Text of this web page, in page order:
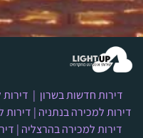
דירות חדשות בשרון |
דירות למכירה בנתניה | דירות
דירות למכירה בהרצליה |